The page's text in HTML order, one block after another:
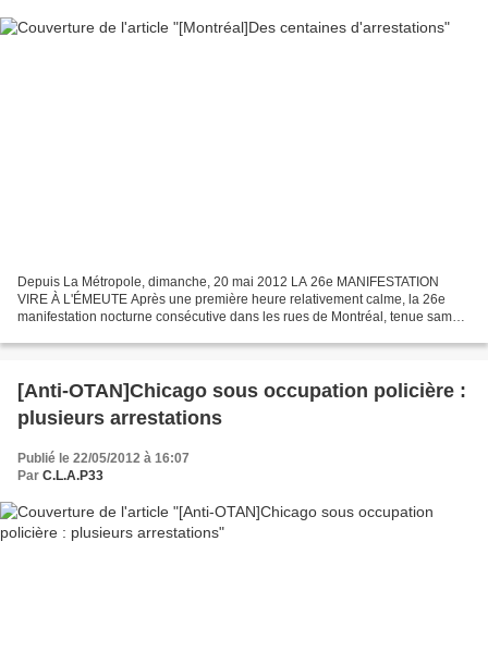
Depuis La Métropole, dimanche, 20 mai 2012 LA 26e MANIFESTATION
VIRE À L'ÉMEUTE Après une première heure relativement calme, la 26e
manifestation nocturne consécutive dans les rues de Montréal, tenue samedi
[Anti-OTAN]Chicago sous occupation policière :
plusieurs arrestations
Publié le 22/05/2012 à 16:07
Par C.L.A.P33